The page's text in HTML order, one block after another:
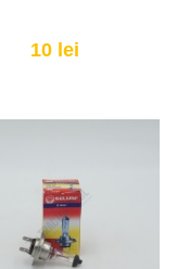
10 lei